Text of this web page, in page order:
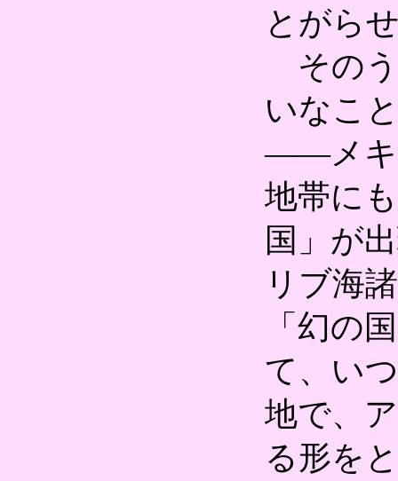
とがら
そのう
いなこ
――メキ
地帯に
国」が
リブ海
「幻の
て、い
地で、
る形を